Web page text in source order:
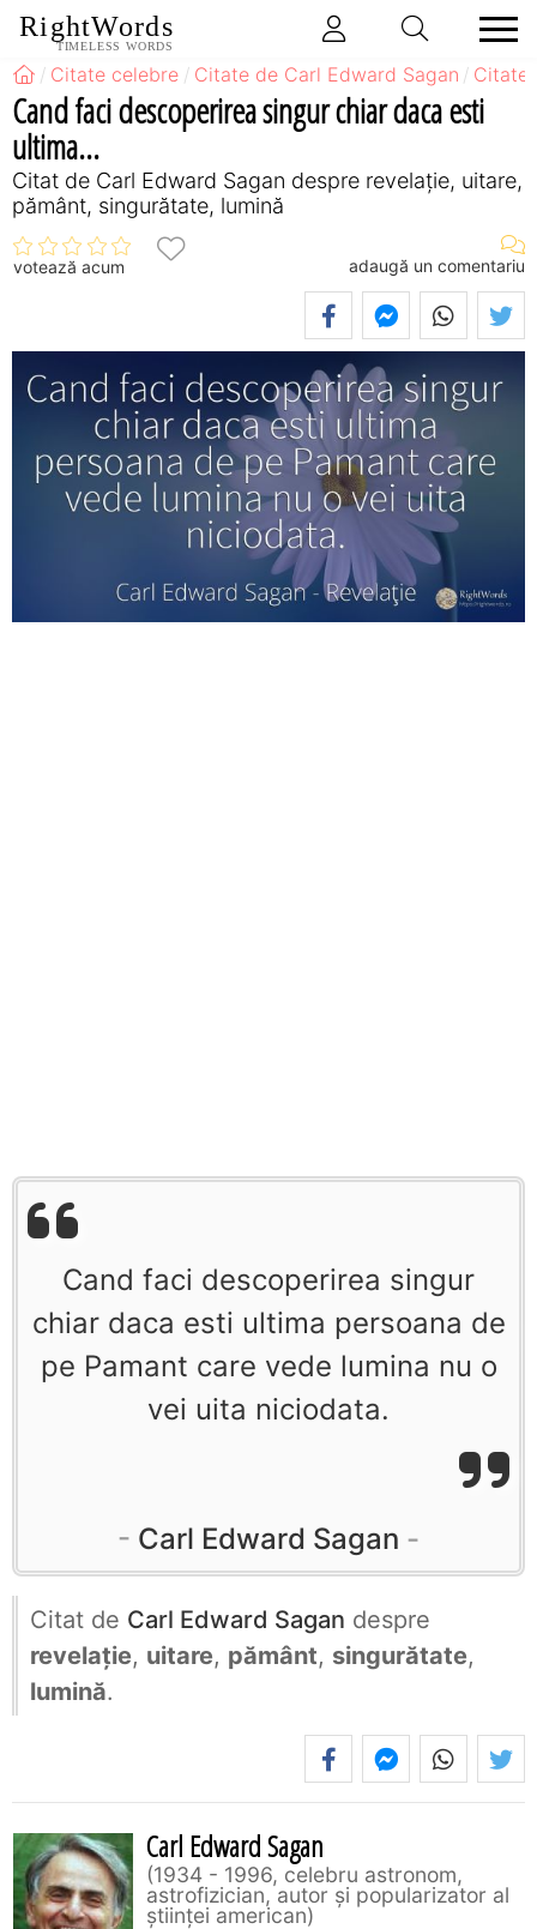
RightWords
TIMELESS WORDS
Citate celebre Citate de Carl Edward Sagan Citate
Cand faci descoperirea singur chiar daca esti
ultima...
Citat de Carl Edward Sagan despre revelaţie, uitare,
pământ, singurătate, lumină
votează acum adaugă un comentariu
Cand faci descoperirea singur
chiar daca esti ultima persoana de
pe Pamant care vede lumina nu o
vei uita niciodata.
Carl Edward Sagan
Citat de Carl Edward Sagan despre
revelaţie, uitare, pământ, singurătate,
lumină.
Carl Edward Sagan
1934 - 1996, celebru astronom,
astrofizician, autor și popularizator al
științei american